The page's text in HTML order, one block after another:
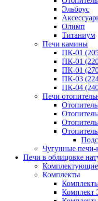
Эльбрус
Олимп
Титаниум
Печи камины
ПК-01
ПК-01
ПК-01
ПК-03
ПК-04
Печи
Чугунные
Печи в облицовке
Комплектующие
Комплекты
Комплект